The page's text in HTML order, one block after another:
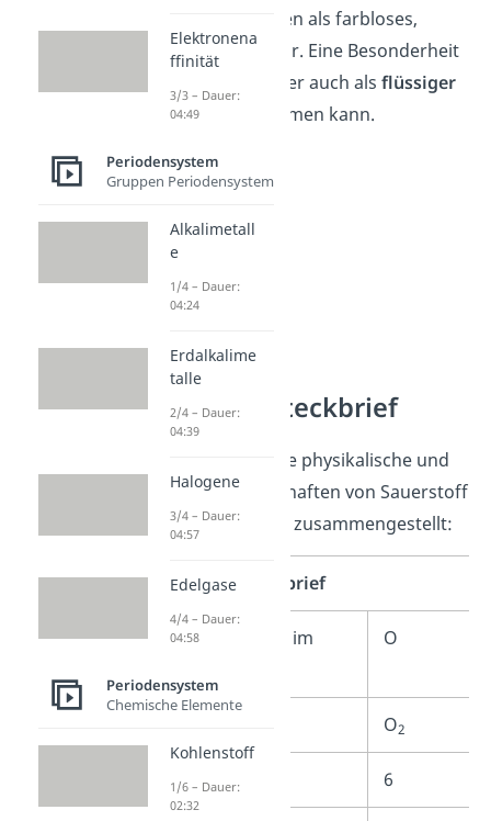
Normalbedingungen als farbloses,
geruchloses Gas vor. Eine Besonderheit
ist allerdings, dass er auch als flüssiger
Sauerstoff
vorkommen kann.
Sauerstoff Steckbrief
Wir haben dir einige physikalische und
chemische Eigenschaften von Sauerstoff
in einem Steckbrief zusammengestellt:
Sauerstoff Steckbrief
Zeichen / Symbol im
O
O2
Hauptgruppe 6
Elektronena
ffinität
3/3 – Dauer:
04:49
Periodensystem
Gruppen Periodensystem
Alkalimetall
e
1/4 – Dauer:
04:24
Erdalkalime
talle
2/4 – Dauer:
04:39
Halogene
3/4 – Dauer:
04:57
Edelgase
4/4 – Dauer:
04:58
Periodensystem
Chemische Elemente
Kohlenstoff
1/6 – Dauer:
02:32